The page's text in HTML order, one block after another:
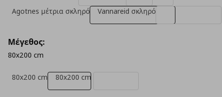
Agotnes μέτρια σκληρό
Vannareid σκληρό
Μέγεθος:
80x200 cm
80x200 cm 80x200 cm